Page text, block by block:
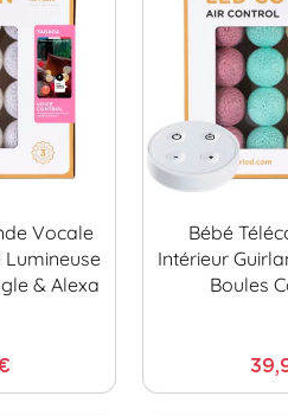
Vocale
Lumineuse
& Alexa
Bébé
Intérieur
Boules